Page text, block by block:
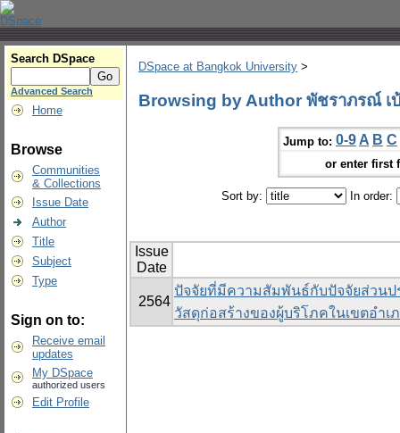
Search DSpace
Advanced Search
Home
Browse
Communities
& Collections
Issue Date
Author
Title
Subject
Type
Sign on to:
Receive email
updates
My DSpace
authorized users
Edit Profile
DSpace at Bangkok University >
Browsing by Author พัชราภรณ์ เ
Jump to: 0-9 A B C
or enter first
Sort by: In order:
Issue
Date
2564
ปัจจัยที่มีความสัมพันธ์กับปัจจัยส่วน
วัสดุก่อสร้างของผู้บริโภคในเขตอำเ